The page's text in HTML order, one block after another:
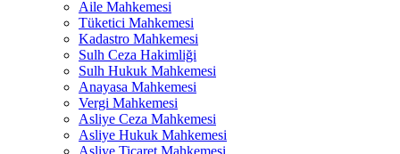
Aile Mahkemesi
Tüketici Mahkemesi
Kadastro Mahkemesi
Sulh Ceza Hakimliği
Sulh Hukuk Mahkemesi
Anayasa Mahkemesi
Vergi Mahkemesi
Asliye Ceza Mahkemesi
Asliye Hukuk Mahkemesi
Asliye Ticaret Mahkemesi